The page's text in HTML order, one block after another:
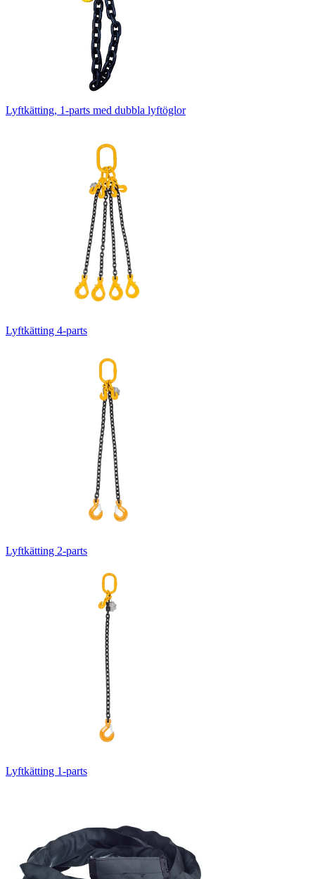
Lyftkätting, 1-parts med dubbla lyftöglor
Lyftkätting 4-parts
Lyftkätting 2-parts
Lyftkätting 1-parts